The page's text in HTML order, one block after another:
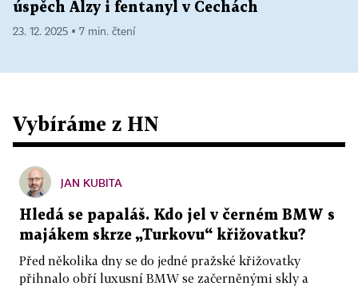
úspěch Alzy i fentanyl v Čechách
23. 12. 2025 ▪ 7 min. čtení
Vybíráme z HN
JAN KUBITA
Hledá se papaláš. Kdo jel v černém BMW s
majákem skrze „Turkovu“ křižovatku?
Před několika dny se do jedné pražské křižovatky
přihnalo obří luxusní BMW se začerněnými skly a